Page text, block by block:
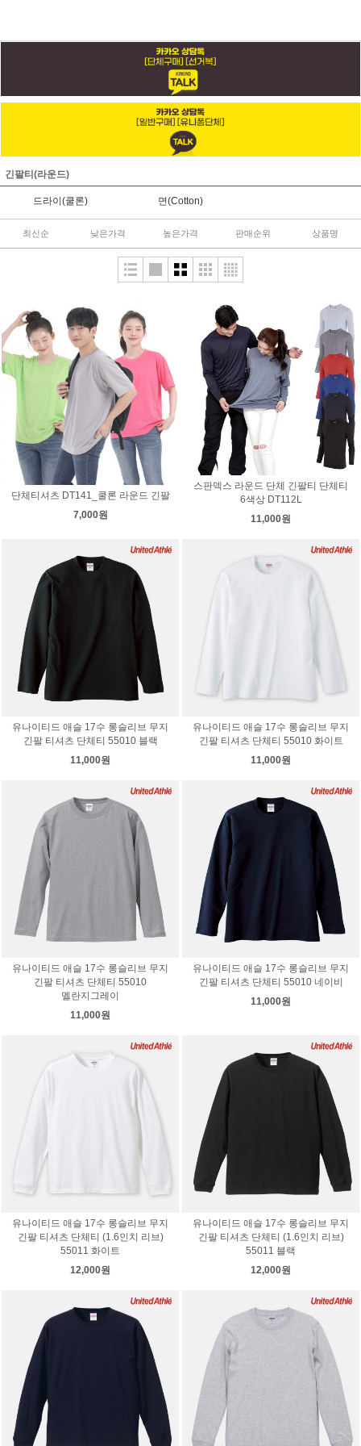
긴팔티(라운드)
드라이(쿨론) 면(Cotton)
최신순 낮은가격 높은가격 판매순위 상품명
단체티셔츠 DT141_쿨론 라운드 긴팔
7,000원
스판덱스 라운드 단체 긴팔티 단체티
6색상 DT112L
11,000원
유나이티드 애슬 17수 롱슬리브 무지
긴팔 티셔츠 단체티 55010 블랙
11,000원
유나이티드 애슬 17수 롱슬리브 무지
긴팔 티셔츠 단체티 55010 화이트
11,000원
유나이티드 애슬 17수 롱슬리브 무지
긴팔 티셔츠 단체티 55010
멜란지그레이
11,000원
유나이티드 애슬 17수 롱슬리브 무지
긴팔 티셔츠 단체티 55010 네이비
11,000원
유나이티드 애슬 17수 롱슬리브 무지
긴팔 티셔츠 단체티 (1.6인치 리브)
55011 화이트
12,000원
유나이티드 애슬 17수 롱슬리브 무지
긴팔 티셔츠 단체티 (1.6인치 리브)
55011 블랙
12,000원